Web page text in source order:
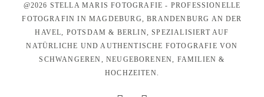
@2026 STELLA MARIS FOTOGRAFIE - PROFESSIONELLE
FOTOGRAFIN IN MAGDEBURG, BRANDENBURG AN DER
HAVEL, POTSDAM & BERLIN, SPEZIALISIERT AUF
NATÜRLICHE UND AUTHENTISCHE FOTOGRAFIE VON
SCHWANGEREN, NEUGEBORENEN, FAMILIEN &
HOCHZEITEN.